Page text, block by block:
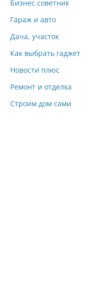
Бизнес советник
Гараж и авто
Дача, участок
Как выбрать гаджет
Новости плюс
Ремонт и отделка
Строим дом сами